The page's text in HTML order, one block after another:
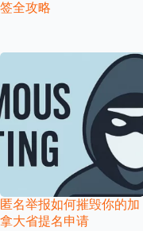
签全攻略
匿名举报如何摧毁你的加
拿大省提名申请